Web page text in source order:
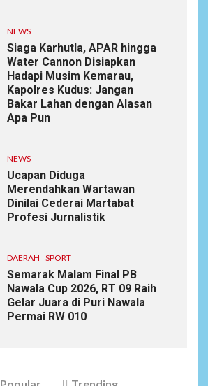
NEWS
Siaga Karhutla, APAR hingga
Water Cannon Disiapkan
Hadapi Musim Kemarau,
Kapolres Kudus: Jangan
Bakar Lahan dengan Alasan
Apa Pun
NEWS
Ucapan Diduga
Merendahkan Wartawan
Dinilai Cederai Martabat
Profesi Jurnalistik
DAERAH SPORT
Semarak Malam Final PB
Nawala Cup 2026, RT 09 Raih
Gelar Juara di Puri Nawala
Permai RW 010